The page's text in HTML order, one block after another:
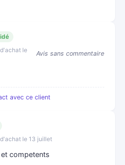
le
Avis sans commentaire
avec ce client
le 13 juillet
competents